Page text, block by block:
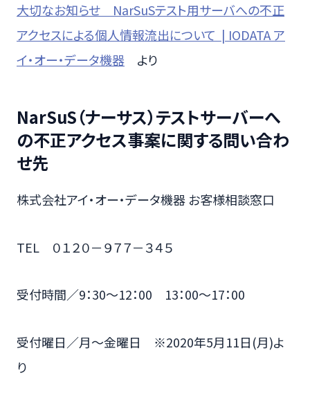
大切なお知らせ NarSuSテスト用サーバへの不正
アクセスによる個人情報流出について | IODATA ア
イ・オー・データ機器 より
NarSuS（ナーサス）テストサーバーへ
の不正アクセス事案に関する問い合わ
せ先
株式会社アイ・オー・データ機器 お客様相談窓口
TEL ０１２０－９７７－３４５
受付時間／9：30～12：00 13：00～17：00
受付曜日／月～金曜日 ※2020年5月11日(月)よ
り